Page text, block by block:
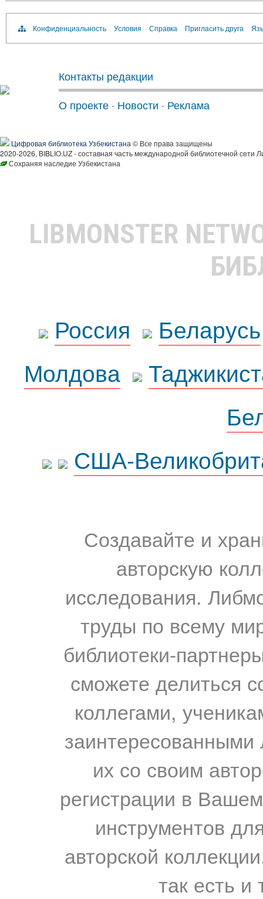
Конфиденциальность Условия Справка Пригласить друга
Контакты редакции
О проекте · Новости · Реклама
Цифровая библиотека Узбекистана © Все права защищены
2020-2026, BIBLIO.UZ - составная часть международной библиотечной сети
Сохраняя наследие Узбекистана
LIBMONSTER
Россия
Беларусь
Молдова
США-
Создавайте и
авторскую
исследования.
труды по всему
библиотеки-
сможете делиться
коллегами,
их со своим
регистрации в
инструментов
авторской
так есть и